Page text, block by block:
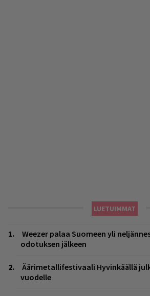
LUETUIMMAT
Weezer palaa Suomeen yli
odotuksen jälkeen
Äärimetallifestivaali Hyvinkäällä
vuodelle